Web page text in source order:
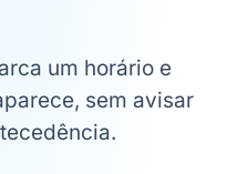
um horário e
sem avisar